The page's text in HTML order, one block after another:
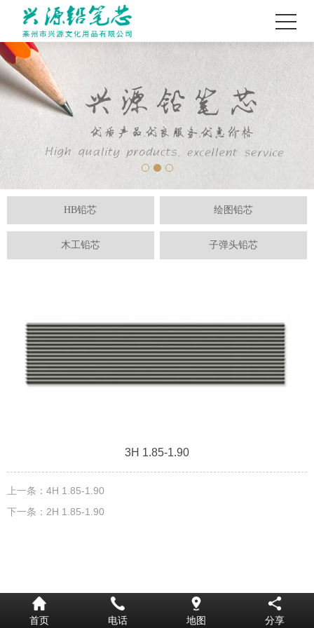
HB铅芯 绘图铅芯
木工铅芯 子弹头铅芯
3H 1.85-1.90
上一条： 4H 1.85-1.90
下一条： 2H 1.85-1.90
首页 电话 地图 分享